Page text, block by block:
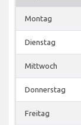
Montag
Dienstag
Mittwoch
Donnerstag
Freitag